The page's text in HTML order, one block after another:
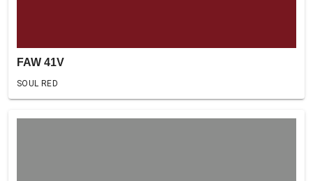
FAW 41V
SOUL RED